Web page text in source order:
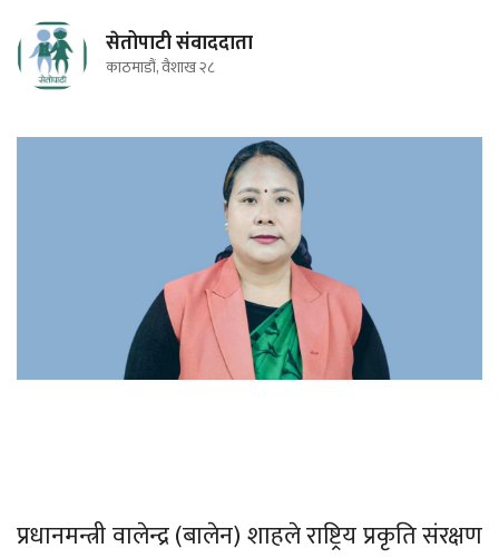
सेतोपाटी संवाददाता
काठमाडौं, वैशाख २८
प्रधानमन्त्री वालेन्द्र (बालेन) शाहले राष्ट्रिय प्रकृति संरक्षण